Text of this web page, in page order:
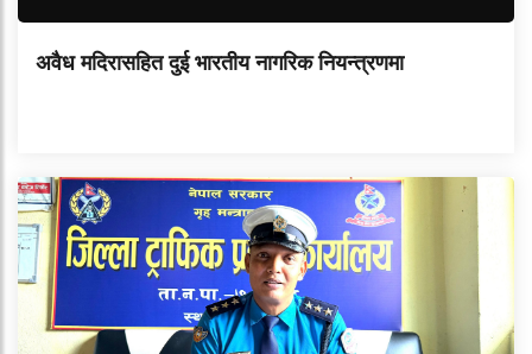
अवैध मदिरासहित दुई भारतीय नागरिक नियन्त्रणमा